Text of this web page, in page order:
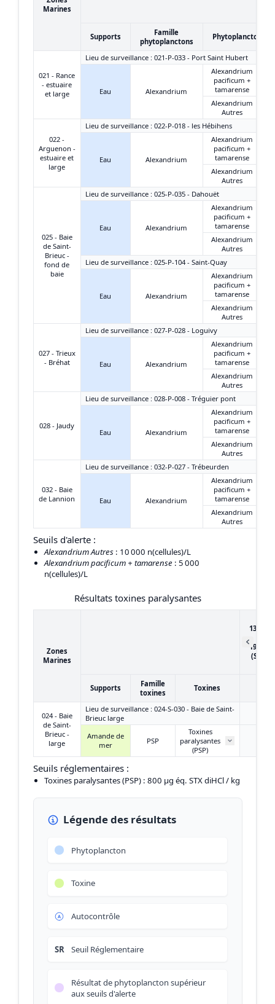
Marines
Supports
Famille
phytoplanctons
Phytoplanctons
021 - Rance
- estuaire
et large
Lieu de surveillance : 021-P-033 - Port Saint Hubert
Eau Alexandrium
Alexandrium
pacificum +
tamarense
Alexandrium
Autres
022 -
Arguenon -
estuaire et
large
Lieu de surveillance : 022-P-018 - les Hébihens
Eau Alexandrium
Alexandrium
pacificum +
tamarense
Alexandrium
Autres
025 - Baie
de Saint-
Brieuc -
fond de
baie
Lieu de surveillance : 025-P-035 - Dahouët
Eau Alexandrium
Alexandrium
pacificum +
tamarense
Alexandrium
Autres
Lieu de surveillance : 025-P-104 - Saint-Quay
Eau Alexandrium
Alexandrium
pacificum +
tamarense
Alexandrium
Autres
027 - Trieux
- Bréhat
Lieu de surveillance : 027-P-028 - Loguivy
Eau Alexandrium
Alexandrium
pacificum +
tamarense
Alexandrium
Autres
028 - Jaudy
Lieu de surveillance : 028-P-008 - Tréguier pont
Eau Alexandrium
Alexandrium
pacificum +
tamarense
Alexandrium
Autres
032 - Baie
de Lannion
Lieu de surveillance : 032-P-027 - Trébeurden
Eau Alexandrium
Alexandrium
pacificum +
tamarense
Alexandrium
Autres
Seuils d'alerte :
Alexandrium Autres : 10 000 n(cellules)/L
Alexandrium pacificum + tamarense : 5 000
n(cellules)/L
Résultats toxines paralysantes
Zones
Marines
13/06/
19/06/
Supports
Famille
toxines
Toxines
024 - Baie
de Saint-
Brieuc -
large
Lieu de surveillance : 024-S-030 - Baie de Saint-
Brieuc large
Amande de
mer
PSP
Toxines
paralysantes
(PSP)
Seuils réglementaires :
Toxines paralysantes (PSP) : 800 µg éq. STX diHCl / kg
Légende des résultats
Phytoplancton
Toxine
Autocontrôle
SR Seuil Réglementaire
Résultat de phytoplancton supérieur
aux seuils d'alerte